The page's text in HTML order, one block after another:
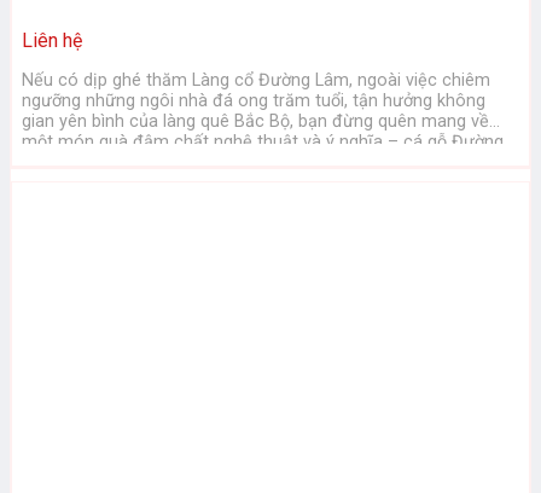
Liên hệ
Nếu có dịp ghé thăm Làng cổ Đường Lâm, ngoài việc chiêm
ngưỡng những ngôi nhà đá ong trăm tuổi, tận hưởng không
gian yên bình của làng quê Bắc Bộ, bạn đừng quên mang về
một món quà đậm chất nghệ thuật và ý nghĩa – cá gỗ Đường